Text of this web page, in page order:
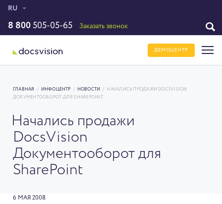
RU
8 800 505-05-65 Заказать звонок
ДЕМОЦЕНТР
ГЛАВНАЯ / ИНФОЦЕНТР / НОВОСТИ /
НАЧАЛИСЬ ПРОДАЖИ DOCSVISION
ДОКУМЕНТООБОРОТ ДЛЯ SHAREPOINT
Начались продажи
DocsVision
Документооборот для
SharePoint
6 МАЯ 2008